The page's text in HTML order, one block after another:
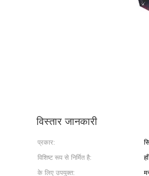
विस्तार जानकारी
प्रकार:
विशिष्ट रूप से निर्मित है:
हाँ
के लिए उपयुक्त: